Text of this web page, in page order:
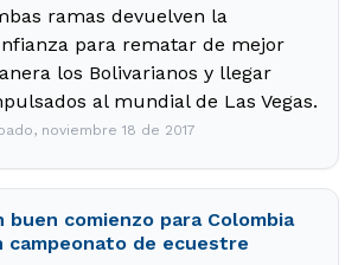
ramas devuelven la
para rematar de mejor
los Bolivarianos y llegar
al mundial de Las Vegas.
noviembre 18 de 2017
buen comienzo para Colombia
campeonato de ecuestre